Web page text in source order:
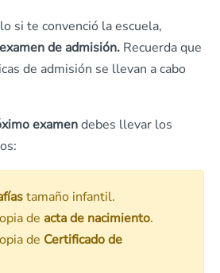
si te convenció la escuela,
de admisión. Recuerda que
de admisión se llevan a cabo
examendebes llevar los
tamaño infantil.
de acta de nacimiento.
de Certificado de